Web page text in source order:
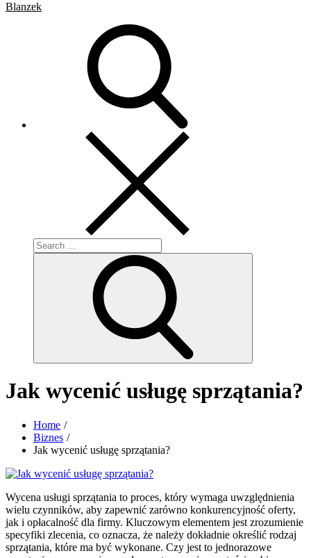
Blanzek
Search
for:
Jak wycenić usługę sprzątania?
Home
Biznes
Jak wycenić usługę sprzątania?
Wycena usługi sprzątania to proces, który wymaga uwzględnienia
wielu czynników, aby zapewnić zarówno konkurencyjność oferty,
jak i opłacalność dla firmy. Kluczowym elementem jest zrozumienie
specyfiki zlecenia, co oznacza, że należy dokładnie określić rodzaj
sprzątania, które ma być wykonane. Czy jest to jednorazowe